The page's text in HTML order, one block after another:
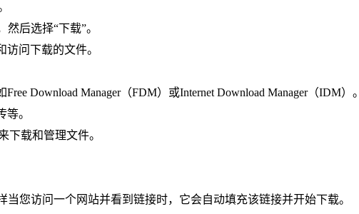
后选择“下载”。
问下载的文件。
Download Manager（FDM）或Internet Download Manager（IDM）。
。
下载和管理文件。
您访问一个网站并看到链接时，它会自动填充该链接并开始下载。